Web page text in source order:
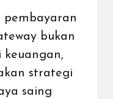
pembayaran
bukan
keuangan,
strategi
saing